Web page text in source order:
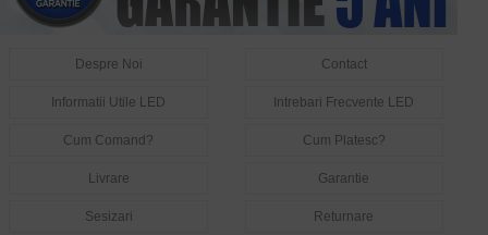
Despre Noi Contact
Informatii Utile LED Intrebari Frecvente LED
Cum Comand? Cum Platesc?
Livrare Garantie
Sesizari Returnare